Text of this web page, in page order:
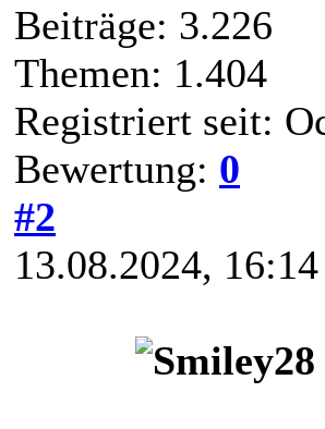
Beiträge: 3.226
Themen: 1.404
Registriert seit:
Bewertung: 0
#2
13.08.2024, 16:14